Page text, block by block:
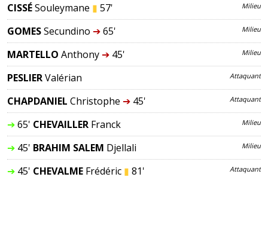
CISSÉSouleymane ▮ 57' Milieu
GOMESSecundino ➔65' Milieu
MARTELLO Anthony ➔45' Milieu
PESLIERValérian Attaquant
CHAPDANIEL Christophe ➔45' Attaquant
➔65' CHEVAILLER Franck Milieu
➔45' BRAHIM SALEM Djellali Milieu
➔45' CHEVALME Frédéric ▮ 81' Attaquant